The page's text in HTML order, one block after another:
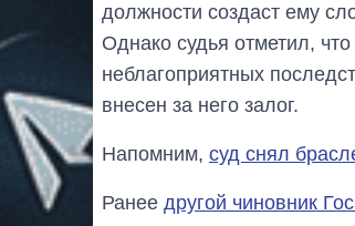
должности создаст ему
Однако судья отметил,
неблагоприятных
внесен за него залог.
Напомним, суд снял
Ранее другой чиновник